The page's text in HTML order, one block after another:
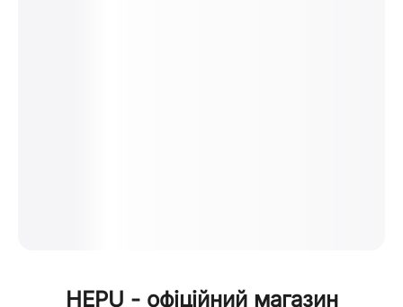
HEPU - офіційний магазин